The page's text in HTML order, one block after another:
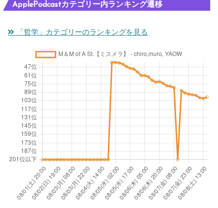
ApplePodcastカテゴリー内ランキング遷移
「哲学」カテゴリーのランキングを見る